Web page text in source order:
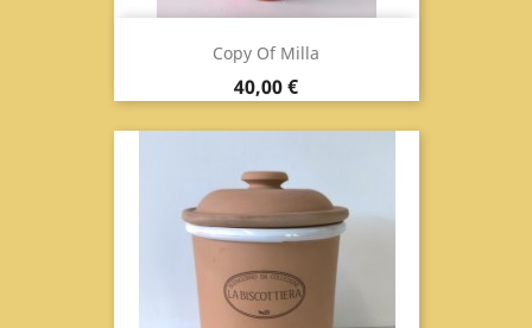
Copy Of Milla
Prix
40,00 €